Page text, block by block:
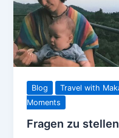
Blog
Travel with
Moments
Fragen zu